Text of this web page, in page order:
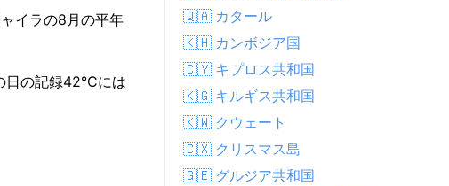
イラの8月の平年
の記録42°Cには
🇶🇦 カタール
🇰🇭 カンボジア国
🇨🇾 キプロス共和国
🇰🇬 キルギス共和国
🇰🇼 クウェート
🇨🇽 クリスマス島
🇬🇪 グルジア共和国